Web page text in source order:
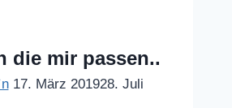
die mir passen..
17. März 201928. Juli